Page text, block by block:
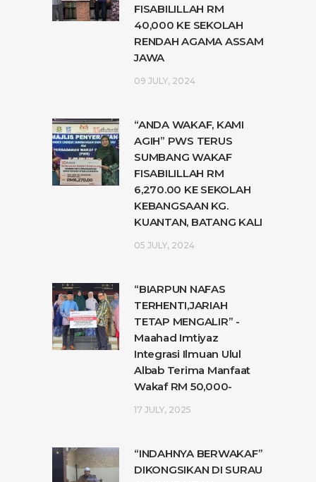
FISABILILLAH RM
40,000 KE SEKOLAH
RENDAH AGAMA ASSAM
JAWA
09 JULY, 2024
“ANDA WAKAF, KAMI
AGIH” PWS TERUS
SUMBANG WAKAF
FISABILILLAH RM
6,270.00 KE SEKOLAH
KEBANGSAAN KG.
KUANTAN, BATANG KALI
05 JULY, 2024
“BIARPUN NAFAS
TERHENTI,JARIAH
TETAP MENGALIR” -
Maahad Imtiyaz
Integrasi Ilmuan Ulul
Albab Terima Manfaat
Wakaf RM 50,000-
17 JULY, 2025
“INDAHNYA BERWAKAF”
DIKONGSIKAN DI SURAU